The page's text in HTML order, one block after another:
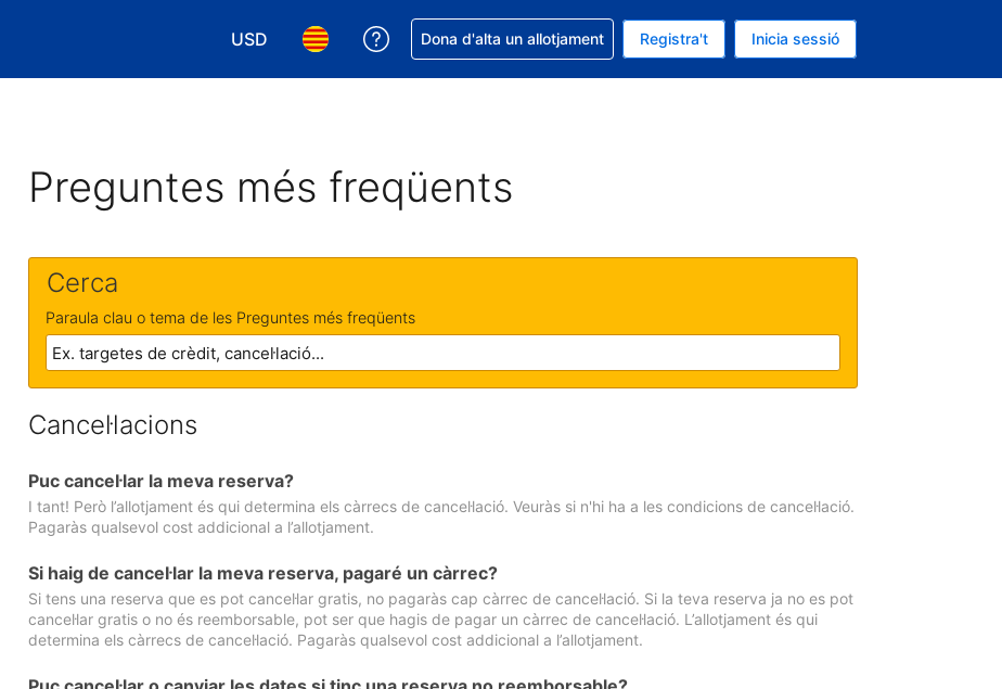
USD
Tria la moneda. La moneda actual és Dòlar dels Estats Units
Tria l'idioma. L'idioma actual és Català
Rep ajuda amb la reserva
Dona d'alta un allotjament Registra't Inicia sessió
Preguntes més freqüents
Cerca
Paraula clau o tema de les Preguntes més freqüents
Cancel·lacions
Puc cancel·lar la meva reserva?
I tant! Però l’allotjament és qui determina els càrrecs de cancel·lació. Veuràs si n'hi ha a les condicions de cancel·lació.
Pagaràs qualsevol cost addicional a l’allotjament.
Si haig de cancel·lar la meva reserva, pagaré un càrrec?
Si tens una reserva que es pot cancel·lar gratis, no pagaràs cap càrrec de cancel·lació. Si la teva reserva ja no es pot
cancel·lar gratis o no és reemborsable, pot ser que hagis de pagar un càrrec de cancel·lació. L’allotjament és qui
determina els càrrecs de cancel·lació. Pagaràs qualsevol cost addicional a l’allotjament.